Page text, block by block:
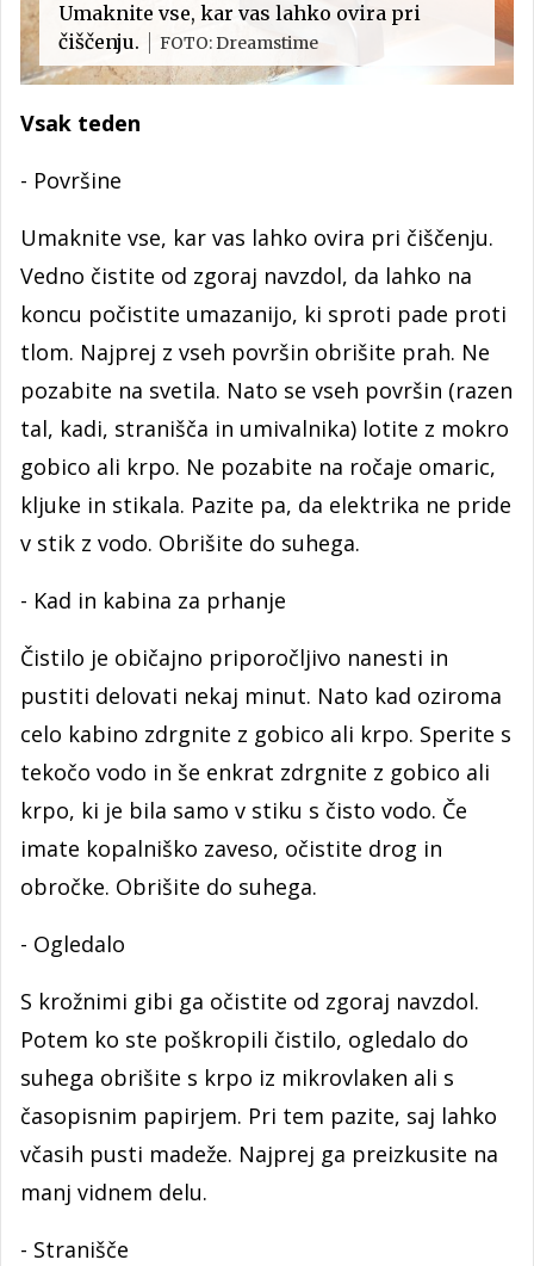
Umaknite vse, kar vas lahko ovira pri
čiščenju.
FOTO: Dreamstime
Vsak teden
- Površine
Umaknite vse, kar vas lahko ovira pri čiščenju.
Vedno čistite od zgoraj navzdol, da lahko na
koncu počistite umazanijo, ki sproti pade proti
tlom. Najprej z vseh površin obrišite prah. Ne
pozabite na svetila. Nato se vseh površin (razen
tal, kadi, stranišča in umivalnika) lotite z mokro
gobico ali krpo. Ne pozabite na ročaje omaric,
kljuke in stikala. Pazite pa, da elektrika ne pride
v stik z vodo. Obrišite do suhega.
- Kad in kabina za prhanje
Čistilo je običajno priporočljivo nanesti in
pustiti delovati nekaj minut. Nato kad oziroma
celo kabino zdrgnite z gobico ali krpo. Sperite s
tekočo vodo in še enkrat zdrgnite z gobico ali
krpo, ki je bila samo v stiku s čisto vodo. Če
imate kopalniško zaveso, očistite drog in
obročke. Obrišite do suhega.
- Ogledalo
S krožnimi gibi ga očistite od zgoraj navzdol.
Potem ko ste poškropili čistilo, ogledalo do
suhega obrišite s krpo iz mikrovlaken ali s
časopisnim papirjem. Pri tem pazite, saj lahko
včasih pusti madeže. Najprej ga preizkusite na
manj vidnem delu.
- Stranišče